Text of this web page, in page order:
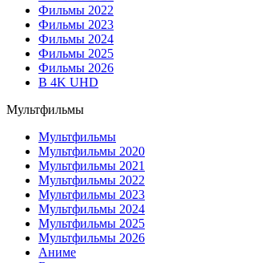
Фильмы 2022
Фильмы 2023
Фильмы 2024
Фильмы 2025
Фильмы 2026
В 4K UHD
Мультфильмы
Мультфильмы
Мультфильмы 2020
Мультфильмы 2021
Мультфильмы 2022
Мультфильмы 2023
Мультфильмы 2024
Мультфильмы 2025
Мультфильмы 2026
Аниме